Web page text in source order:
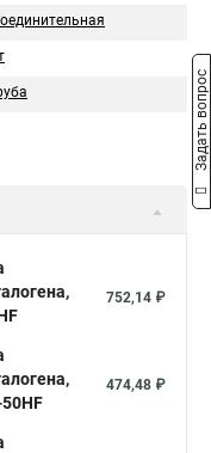
752,14 ₽
474,48 ₽
Задать вопрос